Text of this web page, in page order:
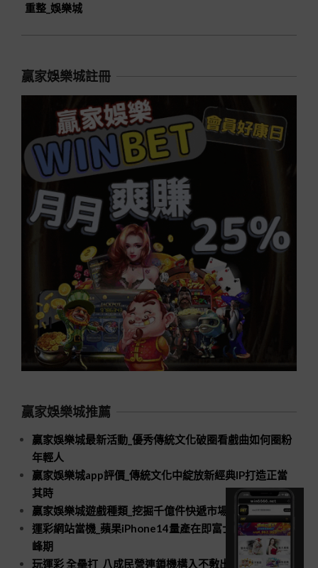
重整_娛樂城
贏家娛樂城註冊
贏家娛樂城推薦
贏家娛樂城最新活動_優秀傳統文化破圈看戲曲如何圈粉
年輕人
贏家娛樂城app評價_傳統文化中綻放新經典IP打造正當
其時
贏家娛樂城遊戲種類_挖掘千億件快遞市場新空間
運彩網站當機_蘋果iPhone14量產在即富士康招工進入高
峰期
玩運彩 全壘打_八成民營連鎖機構入不敷出口腔醫療規模